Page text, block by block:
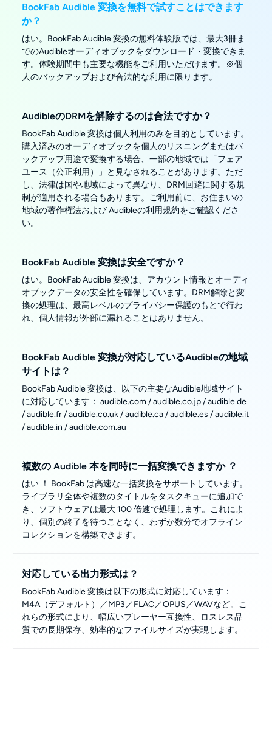
BookFab Audible 変換を無料で試すことはできます
か？
はい。BookFab Audible 変換の無料体験版では、最大3冊ま
でのAudibleオーディオブックをダウンロード・変換できま
す。体験期間中も主要な機能をご利用いただけます。※個
人のバックアップおよび合法的な利用に限ります。
AudibleのDRMを解除するのは合法ですか？
BookFab Audible 変換は個人利用のみを目的としています。
購入済みのオーディオブックを個人のリスニングまたはバ
ックアップ用途で変換する場合、一部の地域では「フェア
ユース（公正利用）」と見なされることがあります。ただ
し、法律は国や地域によって異なり、DRM回避に関する規
制が適用される場合もあります。ご利用前に、お住まいの
地域の著作権法および Audibleの利用規約をご確認くださ
い。
BookFab Audible 変換は安全ですか？
はい。BookFab Audible 変換は、アカウント情報とオーディ
オブックデータの安全性を確保しています。DRM解除と変
換の処理は、最高レベルのプライバシー保護のもとで行わ
れ、個人情報が外部に漏れることはありません。
BookFab Audible 変換が対応しているAudibleの地域
サイトは？
BookFab Audible 変換は、以下の主要なAudible地域サイト
に対応しています： audible.com / audible.co.jp / audible.de
/ audible.fr / audible.co.uk / audible.ca / audible.es / audible.it
/ audible.in / audible.com.au
複数の Audible 本を同時に一括変換できますか ？
はい ！ BookFab は高速な一括変換をサポートしています。
ライブラリ全体や複数のタイトルをタスクキューに追加で
き、ソフトウェアは最大 100 倍速で処理します。これによ
り、個別の終了を待つことなく、わずか数分でオフライン
コレクションを構築できます。
対応している出力形式は？
BookFab Audible 変換は以下の形式に対応しています：
M4A（デフォルト）／MP3／FLAC／OPUS／WAVなど。こ
れらの形式により、幅広いプレーヤー互換性、ロスレス品
質での長期保存、効率的なファイルサイズが実現します。